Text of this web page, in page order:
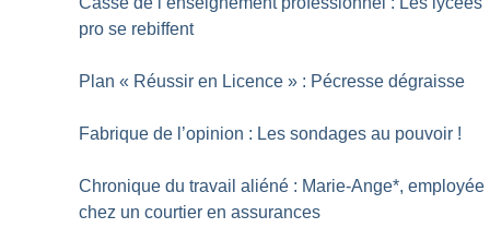
pro se rebiffent
Plan « Réussir en Licence » : Pécresse dégraisse
Fabrique de l’opinion : Les sondages au pouvoir !
Chronique du travail aliéné : Marie-Ange*, employée
chez un courtier en assurances